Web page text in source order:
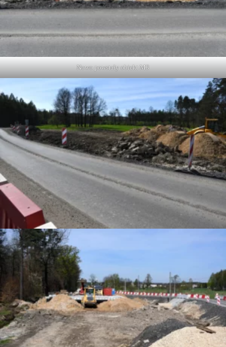
Nowo powstały obiekt M3